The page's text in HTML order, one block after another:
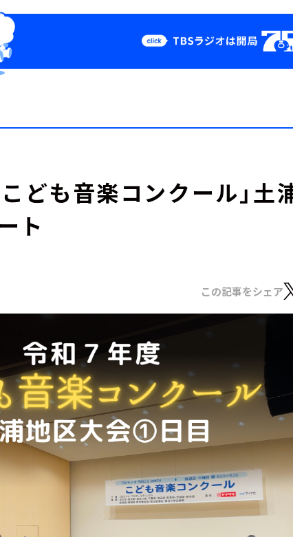
Podcast
ども音楽コンクール」土
ト
この記事をシェア